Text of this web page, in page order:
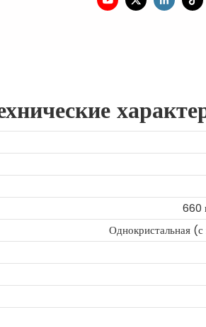
660
Однокристальная